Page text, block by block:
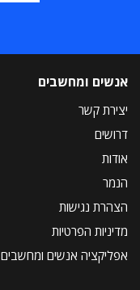
אנשים ומחשבים
יצירת קשר
דרושים
אודות
הנמר
הצהרת נגישות
מדיניות הפרטיות
אפליקציה אנשים ומחשבים